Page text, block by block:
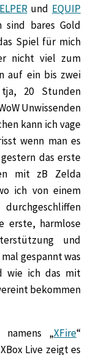
und EQUIP
sind bares Gold
Spiel für mich
nicht viel zum
auf ein bis zwei
20 Stunden
Unwissenden
kann ich vage
wenn man es
das erste
mit zB Zelda
ich von einem
erste, harmlose
und
gespannt was
wie ich das mit
bekommen
„XFire“
Live zeigt es